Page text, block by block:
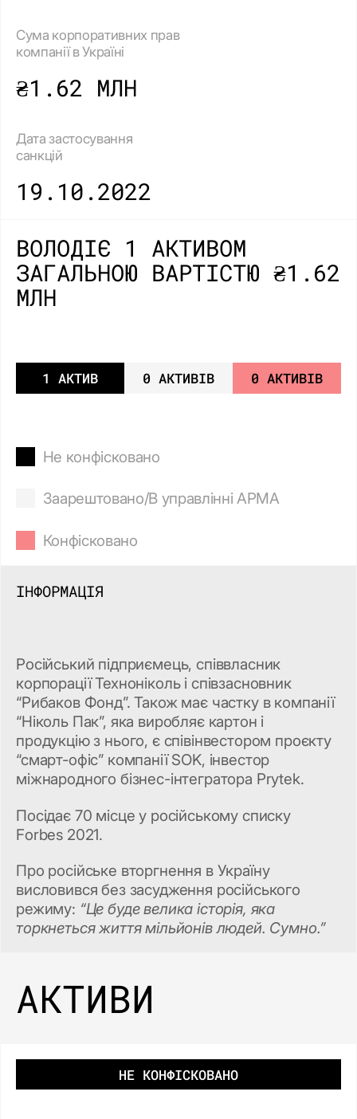
Сума корпоративних прав
компанії в Україні
₴1.62 МЛН
Дата застосування
санкцій
19.10.2022
ВОЛОДІЄ 1 АКТИВОМ
ЗАГАЛЬНОЮ ВАРТІСТЮ ₴1.62
МЛН
1 АКТИВ 0 АКТИВІВ 0 АКТИВІВ
Не конфісковано
Заарештовано/В управлінні АРМА
Конфісковано
ІНФОРМАЦІЯ
Російський підприємець, співвласник
корпорації Техноніколь і співзасновник
“Рибаков Фонд”. Також має частку в компанії
“Ніколь Пак”, яка виробляє картон і
продукцію з нього, є співінвестором проєкту
“смарт-офіс” компанії SOK, інвестор
міжнародного бізнес-інтегратора Prytek.
Посідає 70 місце у російському списку
Forbes 2021.
Про російське вторгнення в Україну
висловився без засудження російського
режиму: “Це буде велика історія, яка
торкнеться життя мільйонів людей. Сумно.”
АКТИВИ
НЕ КОНФІСКОВАНО